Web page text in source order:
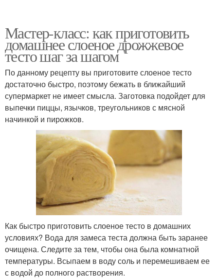
Мастер-класс: как приготовить
домашнее слоеное дрожжевое
тесто шаг за шагом
По данному рецепту вы приготовите слоеное тесто
достаточно быстро, поэтому бежать в ближайший
супермаркет не имеет смысла. Заготовка подойдет для
выпечки пиццы, язычков, треугольников с мясной
начинкой и пирожков.
Как быстро приготовить слоеное тесто в домашних
условиях? Вода для замеса теста должна быть заранее
очищена. Следите за тем, чтобы она была комнатной
температуры. Всыпаем в воду соль и перемешиваем ее
с водой до полного растворения.